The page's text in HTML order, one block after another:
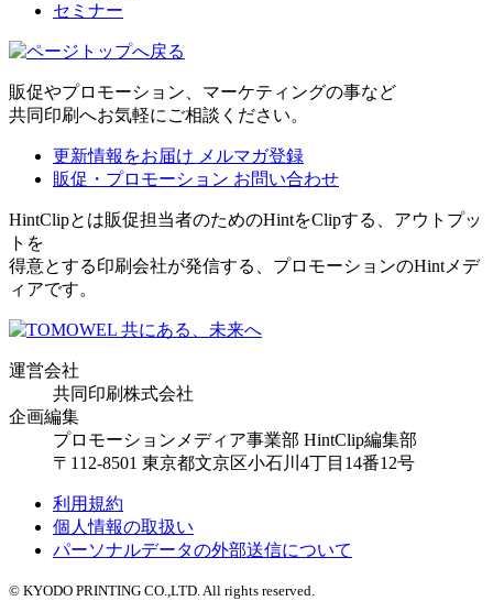
セミナー
販促やプロモーション、マーケティングの事など
共同印刷へお気軽にご相談ください。
更新情報をお届け メルマガ登録
販促・プロモーション お問い合わせ
HintClipとは販促担当者のためのHintをClipする、アウトプッ
トを
得意とする印刷会社が発信する、プロモーションのHintメデ
ィアです。
運営会社
共同印刷株式会社
企画編集
プロモーションメディア事業部 HintClip編集部
〒112-8501 東京都文京区小石川4丁目14番12号
利用規約
個人情報の取扱い
パーソナルデータの外部送信について
© KYODO PRINTING CO.,LTD. All rights reserved.